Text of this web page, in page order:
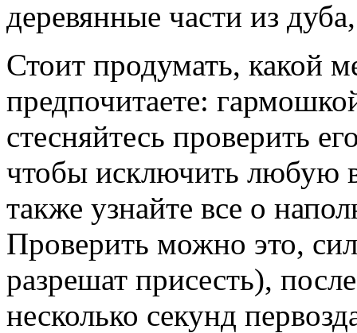
деревянные части из
Стоит продумать, какой
предпочитаете:
стесняйтесь проверить
чтобы исключить любую
также узнайте все о
Проверить можно это,
разрешат присесть),
несколько секунд